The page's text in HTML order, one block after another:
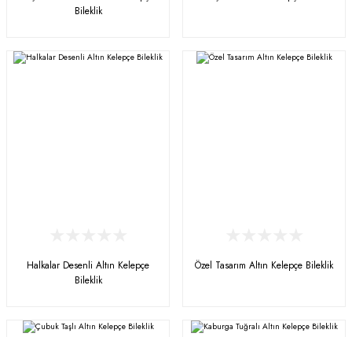
Bileklik
Halkalar Desenli Altın Kelepçe
Bileklik
Özel Tasarım Altın Kelepçe Bileklik